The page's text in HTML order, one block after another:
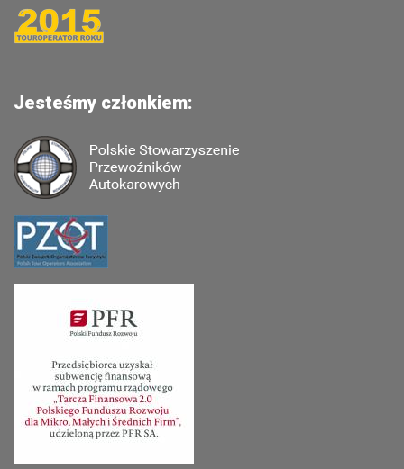
Jesteśmy członkiem: